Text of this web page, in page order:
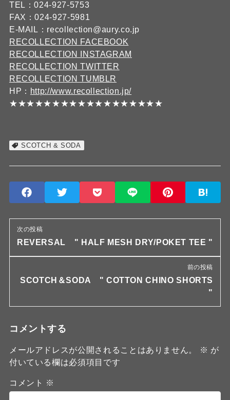
TEL：024-927-5753
FAX：024-927-5981
E-MAIL：recollection@aury.co.jp
RECOLLECTION FACEBOOK
RECOLLECTION INSTAGRAM
RECOLLECTION TWITTER
RECOLLECTION TUMBLR
HP： http://www.recollection.jp/
★★★★★★★★★★★★★★★★★★
SCOTCH & SODA
次の投稿
REVERSAL " HALF MESH DRY/POKET TEE "
前の投稿
SCOTCH＆SODA " COTTON CHINO SHORTS
"
コメントする
メールアドレスが公開されることはありません。 ※ が
付いている欄は必須項目です
コメント ※